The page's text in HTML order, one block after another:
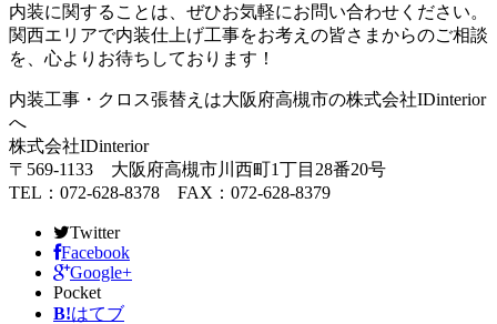
内装に関することは、ぜひお気軽にお問い合わせください。
関西エリアで内装仕上げ工事をお考えの皆さまからのご相談
を、心よりお待ちしております！
内装工事・クロス張替えは大阪府高槻市の株式会社IDinterior
へ
株式会社IDinterior
〒569-1133 大阪府高槻市川西町1丁目28番20号
TEL：072-628-8378 FAX：072-628-8379
Twitter
Facebook
Google+
Pocket
B!はてブ